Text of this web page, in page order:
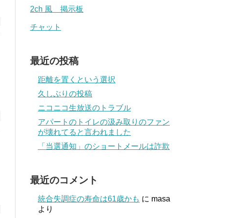
2ch 風 掲示板
チャット
最近の投稿
距離を置くという選択
久しぶりの投稿
ニコニコ生放送のトラブル
アパートのトイレの汲み取りのファン
が壊れてると言われました
「当選通知」のショートメールは詐欺
最近のコメント
統合失調症の寿命は61歳かも に masa
より